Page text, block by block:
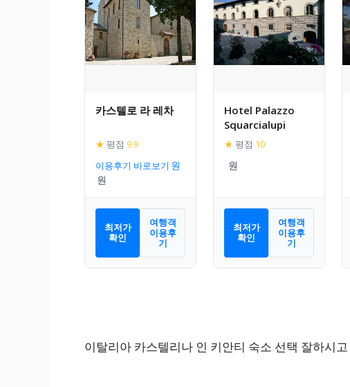
카스텔로 라 레차
★ 평점 9.9
이용후기 바로보기
최저가
확인
여행객
이용후
기
Hotel Palazzo
Squarcialupi
★ 평점 10
최저가
확인
여행객
이용후
기
이탈리아 카스텔리나 인 키안티 숙소 선택 잘하시